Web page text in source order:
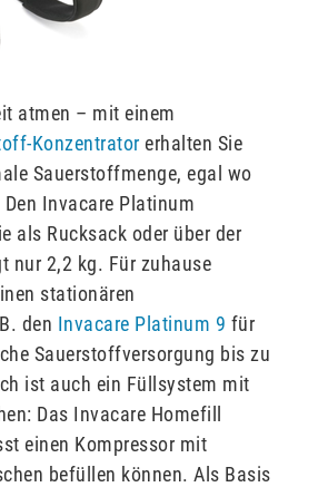
atmen – mit einem
Konzentrator erhalten Sie
Sauerstoffmenge, egal wo
Invacare Platinum
als Rucksack oder über der
nur 2,2 kg. Für zuhause
stationären
den Invacare Platinum 9 für
Sauerstoffversorgung bis zu
ist auch ein Füllsystem mit
Das Invacare Homefill
einen Kompressor mit
befüllen können. Als Basis